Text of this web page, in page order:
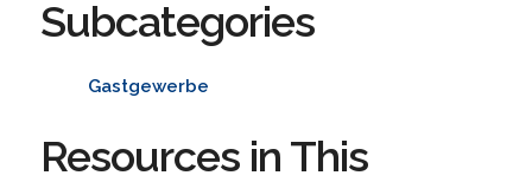
Subcategories
Gastgewerbe
Resources in This